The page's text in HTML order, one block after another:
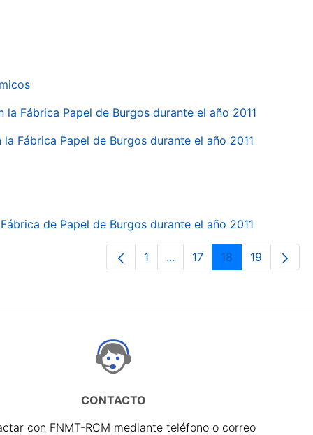
Fábrica Papel de Burgos durante el año 2011
Fábrica Papel de Burgos durante el año 2011
de Papel de Burgos durante el año 2011
Página
1 ...Páginas intermedias Use
Página
17 Página
18 Página
19
CONTACTO
con FNMT-RCM mediante teléfono o correo